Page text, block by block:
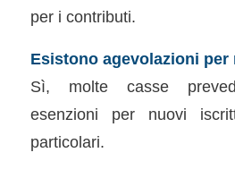
per i contributi.
Esistono agevolazioni
Sì, molte casse
esenzioni per nuovi
particolari.